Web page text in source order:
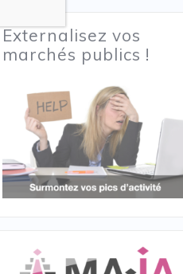
Externalisez vos
marchés publics !